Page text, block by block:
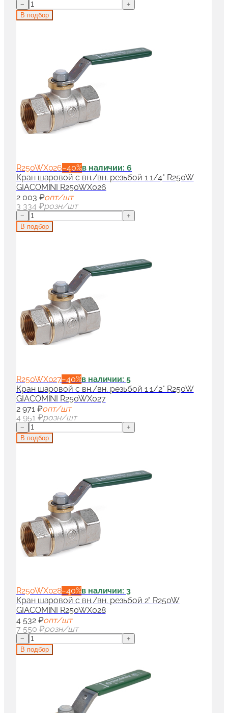
−
+
В подбор
R250WX026−40%в наличии: 6
Кран шаровой с вн./вн. резьбой 1 1/4" R250W
GIACOMINI R250WX026
2 003 ₽опт/шт
3 334 ₽розн/шт
−
+
В подбор
R250WX027−40%в наличии: 5
Кран шаровой с вн./вн. резьбой 1 1/2" R250W
GIACOMINI R250WX027
2 971 ₽опт/шт
4 951 ₽розн/шт
−
+
В подбор
R250WX028−40%в наличии: 3
Кран шаровой с вн./вн. резьбой 2" R250W
GIACOMINI R250WX028
4 532 ₽опт/шт
7 550 ₽розн/шт
−
+
В подбор